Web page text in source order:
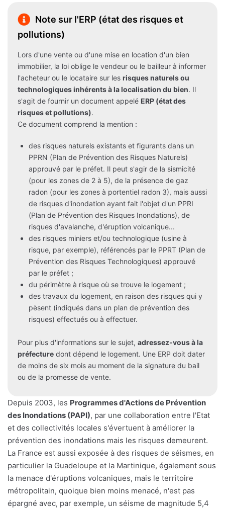
Note sur l'ERP (état des risques et
pollutions)
Lors d'une vente ou d'une mise en location d'un bien
immobilier, la loi oblige le vendeur ou le bailleur à informer
l'acheteur ou le locataire sur les risques naturels ou
technologiques inhérents à la localisation du bien. Il
s'agit de fournir un document appelé ERP (état des
risques et pollutions).
Ce document comprend la mention :
des risques naturels existants et figurants dans un
PPRN (Plan de Prévention des Risques Naturels)
approuvé par le préfet. Il peut s'agir de la sismicité
(pour les zones de 2 à 5), de la présence de gaz
radon (pour les zones à portentiel radon 3), mais aussi
de risques d'inondation ayant fait l'objet d'un PPRI
(Plan de Prévention des Risques Inondations), de
risques d'avalanche, d'éruption volcanique...
des risques miniers et/ou technologique (usine à
risque, par exemple), référencés par le PPRT (Plan de
Prévention des Risques Technologiques) approuvé
par le préfet ;
du périmètre à risque où se trouve le logement ;
des travaux du logement, en raison des risques qui y
pèsent (indiqués dans un plan de prévention des
risques) effectués ou à effectuer.
Pour plus d'informations sur le sujet, adressez-vous à la
préfecture dont dépend le logement. Une ERP doit dater
de moins de six mois au moment de la signature du bail
ou de la promesse de vente.
Depuis 2003, les Programmes d'Actions de Prévention
des Inondations (PAPI), par une collaboration entre l'Etat
et des collectivités locales s'évertuent à améliorer la
prévention des inondations mais les risques demeurent.
La France est aussi exposée à des risques de séismes, en
particulier la Guadeloupe et la Martinique, également sous
la menace d'éruptions volcaniques, mais le territoire
métropolitain, quoique bien moins menacé, n'est pas
épargné avec, par exemple, un séisme de magnitude 5,4